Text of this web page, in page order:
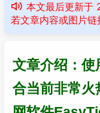
本文最后更新于
若文章内容或图片链
文章介绍：
合当前非常火